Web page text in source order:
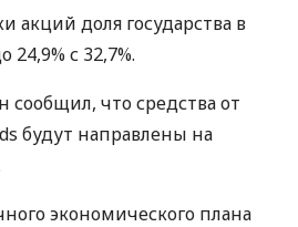
акций доля государства в
24,9% с 32,7%.
что средства от
будут направлены на
экономического плана